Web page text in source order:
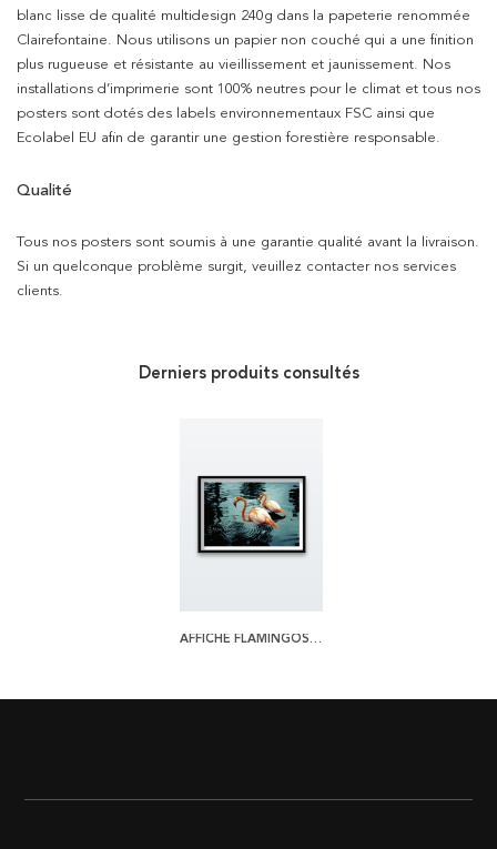
blanc lisse de qualité multidesign 240g dans la papeterie renommée
Clairefontaine. Nous utilisons un papier non couché qui a une finition
plus rugueuse et résistante au vieillissement et jaunissement. Nos
installations d’imprimerie sont 100% neutres pour le climat et tous nos
posters sont dotés des labels environnementaux FSC ainsi que
Ecolabel EU afin de garantir une gestion forestière responsable.
Qualité
Tous nos posters sont soumis à une garantie qualité avant la livraison.
Si un quelconque problème surgit, veuillez contacter nos services
clients.
Derniers produits consultés
AFFICHE FLAMINGOS IN WATER